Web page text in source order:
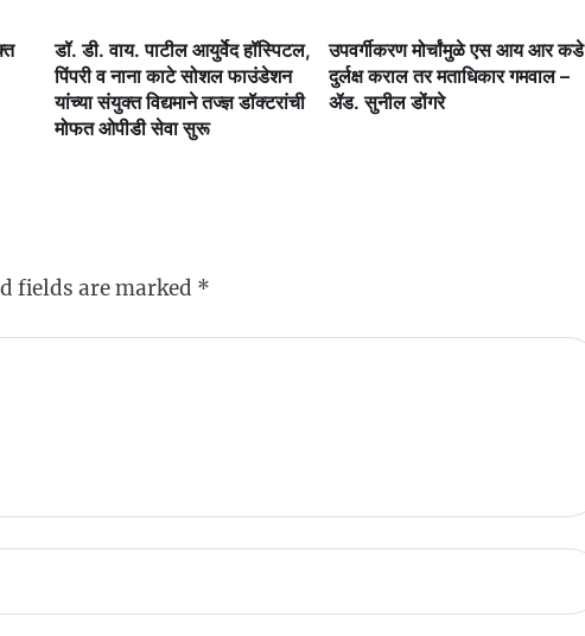
डॉ. डी. वाय. पाटील आयुर्वेद हॉस्पिटल,
पिंपरी व नाना काटे सोशल फाउंडेशन
यांच्या संयुक्त विद्यमाने तज्ज्ञ डॉक्टरांची
मोफत ओपीडी सेवा सुरू
उपवर्गीकरण मोर्चांमुळे एस आय आर कडे
दुर्लक्ष कराल तर मताधिकार गमवाल –
ॲड. सुनील डोंगरे
fields are marked *